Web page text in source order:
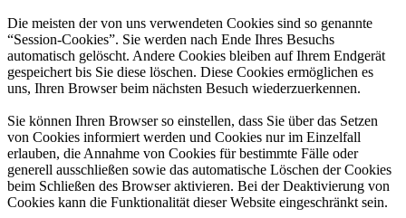
Die meisten der von uns verwendeten Cookies sind so genannte
“Session-Cookies”. Sie werden nach Ende Ihres Besuchs
automatisch gelöscht. Andere Cookies bleiben auf Ihrem Endgerät
gespeichert bis Sie diese löschen. Diese Cookies ermöglichen es
uns, Ihren Browser beim nächsten Besuch wiederzuerkennen.
Sie können Ihren Browser so einstellen, dass Sie über das Setzen
von Cookies informiert werden und Cookies nur im Einzelfall
erlauben, die Annahme von Cookies für bestimmte Fälle oder
generell ausschließen sowie das automatische Löschen der Cookies
beim Schließen des Browser aktivieren. Bei der Deaktivierung von
Cookies kann die Funktionalität dieser Website eingeschränkt sein.